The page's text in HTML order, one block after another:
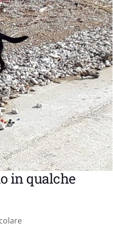
in qualche